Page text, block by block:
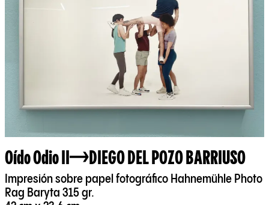
Oído Odio II DIEGO DEL POZO BARRIUSO
Impresión sobre papel fotográfico Hahnemühle Photo
Rag Baryta 315 gr.